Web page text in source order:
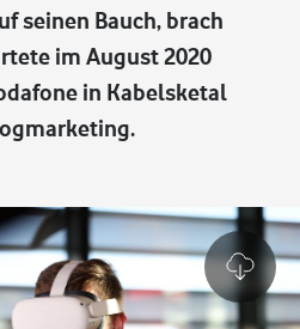
seinen Bauch, brach
im August 2020
in Kabelsketal